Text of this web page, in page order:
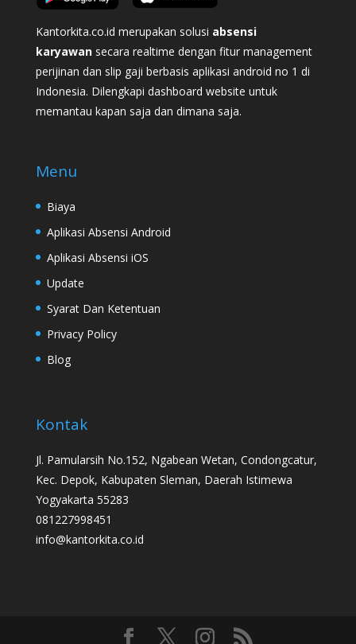
Kantorkita.co.id merupakan solusi absensi
karyawan secara realtime dengan fitur management
perijinan dan slip gaji berbasis aplikasi android no 1 di
Indonesia. Dilengkapi dashboard website untuk
memantau kapan saja dan dimana saja.
Menu
Biaya
Aplikasi Absensi Android
Aplikasi Absensi iOS
Update
Syarat Dan Ketentuan
Privacy Policy
Blog
Kontak
Jl. Pamularsih No.152, Ngabean Wetan, Condongcatur,
Kec. Depok, Kabupaten Sleman, Daerah Istimewa
Yogyakarta 55283
081227998451
info@kantorkita.co.id